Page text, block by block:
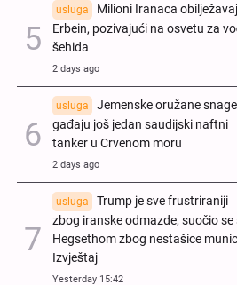
usluga
Milioni Iranaca
Erbein, pozivajući na osvetu za
šehida
2 days ago
usluga
Jemenske oružane snage
gađaju još jedan saudijski naftni
tanker u Crvenom moru
2 days ago
usluga
Trump je sve frustriraniji
zbog iranske odmazde, suočio se
Hegsethom zbog nestašice
Izvještaj
Yesterday 15:42